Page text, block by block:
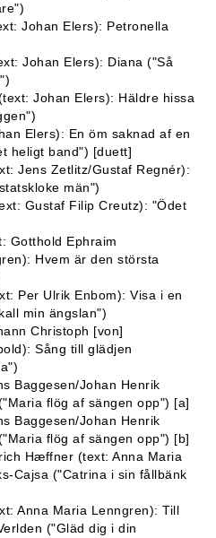
Johan Elers): Petronella
Johan Elers): Diana ("Så
Johan Elers): Häldre hissa
Elers): En öm saknad af en
heligt band") [duett]
Jens Zetlitz/Gustaf Regnér):
män")
Gustaf Filip Creutz): "Ödet
Gotthold Ephraim
Hvem är den största
Per Ulrik Enbom): Visa i en
min ängslan")
Christoph [von]
Sång till glädjen
Baggesen/Johan Henrik
flög af sängen opp") [a]
Baggesen/Johan Henrik
flög af sängen opp") [b]
Hæffner (text: Anna Maria
Cajsa ("Catrina i sin fållbänk
Anna Maria Lenngren): Till
("Gläd dig i din